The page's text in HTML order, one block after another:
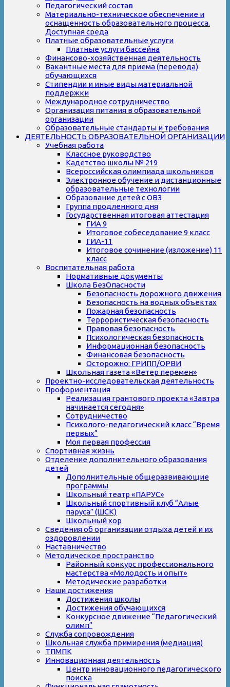
Педагогический состав
Материально-техническое обеспечение и
оснащенность образовательного процесса.
Доступная среда
Платные образовательные услуги
Платные услуги бассейна
Финансово-хозяйственная деятельность
Вакантные места для приема (перевода)
обучающихся
Стипендии и иные виды материальной
поддержки
Международное сотрудничество
Организация питания в образовательной
организации
Образовательные стандарты и требования
ДЕЯТЕЛЬНОСТЬ ОБРАЗОВАТЕЛЬНОЙ ОРГАНИЗАЦИИ
Учебная работа
Классное руководство
Кадетство школы № 219
Всероссийская олимпиада школьников
Электронное обучение и дистанционные
образовательные технологии
Образование детей с ОВЗ
Группа продленного дня
Государственная итоговая аттестация
ГИА 9
Итоговое собеседование 9 класс
ГИА-11
Итоговое сочинение (изложение) 11
класс
Воспитательная работа
Нормативные документы
Школа БезОпасности
Безопасность дорожного движения
Безопасность на водных объектах
Пожарная безопасность
Террористическая безопасность
Правовая безопасность
Психологическая безопасность
Информационная безопасность
Финансовая безопасность
Осторожно: ГРИПП/ОРВИ
Школьная газета «Ветер перемен»
Проектно-исследовательская деятельность
Профориентация
Реализация грантового проекта «Завтра
начинается сегодня»
Сотрудничество
Психолого-педагогический класс “Время
первых”
Моя первая профессия
Спортивная жизнь
Отделение дополнительного образования
детей
Дополнительные общеразвивающие
программы
Школьный театр «ПАРУС»
Школьный спортивный клуб “Алые
паруса” (ШСК)
Школьный хор
Сведения об организации отдыха детей и их
оздоровлении
Наставничество
Методическое пространство
Районный конкурс профессионального
мастерства «Молодость и опыт»
Методические разработки
Наши достижения
Достижения школы
Достижения обучающихся
Конкурсное движение “Педагогический
олимп”
Служба сопровождения
Школьная служба примирения (медиация)
ТПМПК
Инновационная деятельность
Центр инновационного педагогического
поиска